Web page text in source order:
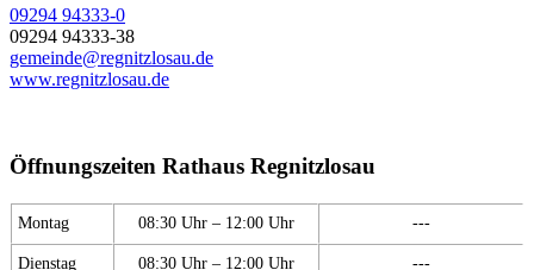
09294 94333-0
09294 94333-38
gemeinde@regnitzlosau.de
www.regnitzlosau.de
Öffnungszeiten Rathaus Regnitzlosau
Montag 08:30 Uhr – 12:00 Uhr ---
Dienstag 08:30 Uhr – 12:00 Uhr ---